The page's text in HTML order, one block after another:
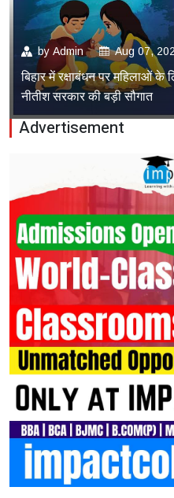
by Admin Aug 07,
बिहार में रक्षाबंधन पर महिलाओं
नीतीश सरकार की बड़ी सौगात
Advertisement